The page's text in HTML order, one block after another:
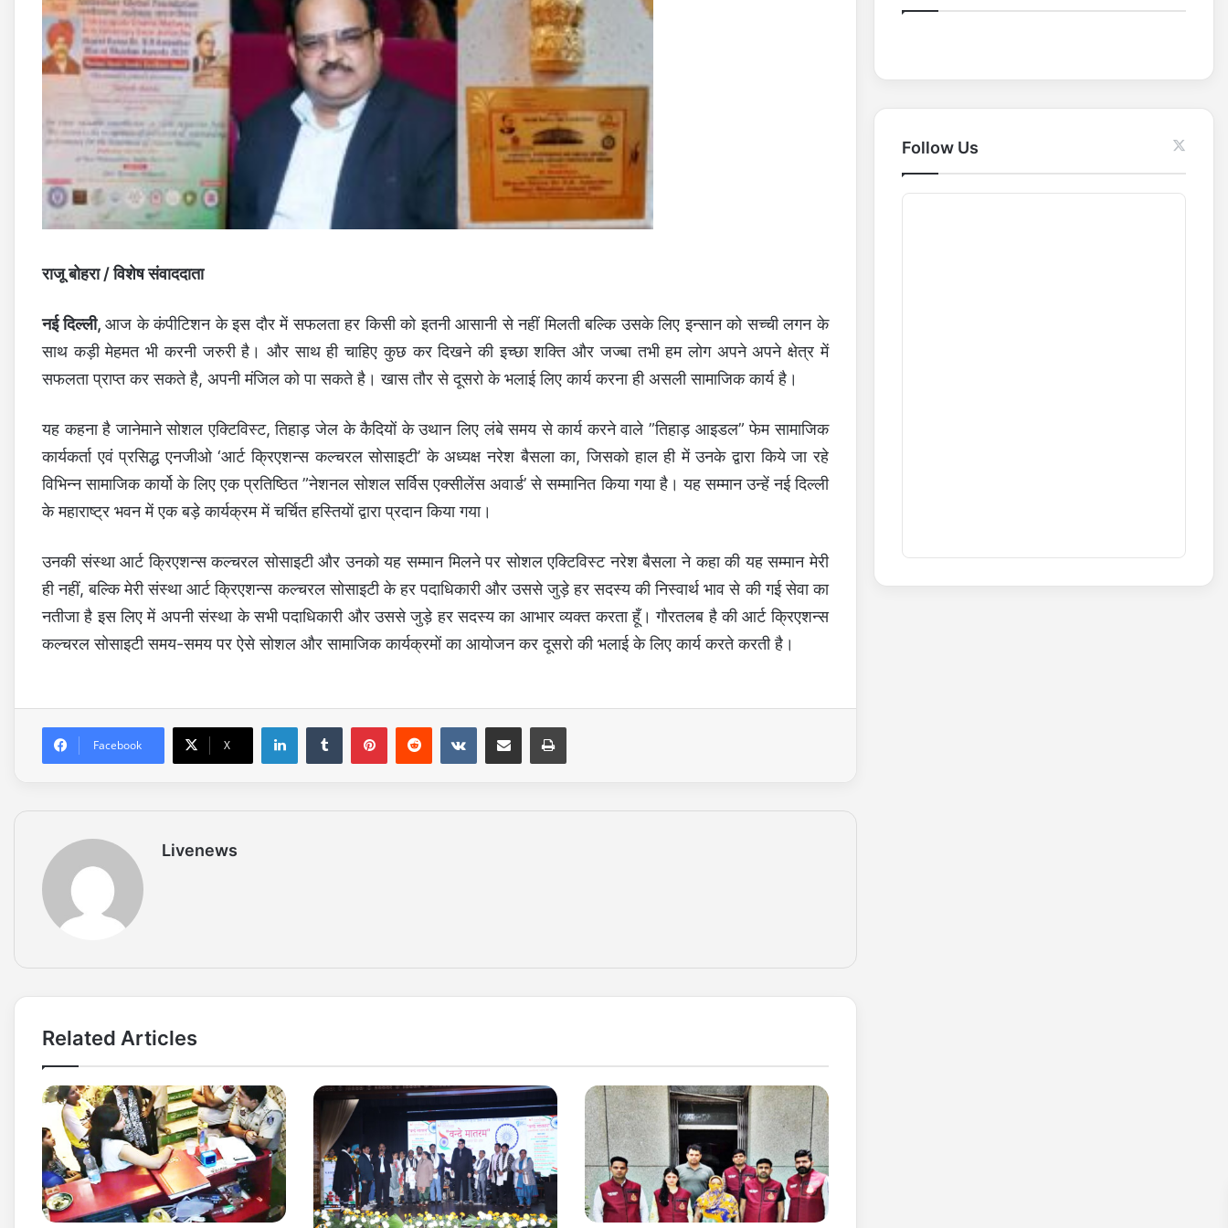
राजू बोहरा / विशेष संवाददाता
नई दिल्ली,आज के कंपीटिशन के इस दौर में सफलता हर किसी को इतनी आसानी से नहीं मिलती बल्कि उसके लिए इन्सान को सच्ची लगन के
साथ कड़ी मेहमत भी करनी जरुरी है। और साथ ही चाहिए कुछ कर दिखने की इच्छा शक्ति और जज्बा तभी हम लोग अपने अपने क्षेत्र में
सफलता प्राप्त कर सकते है, अपनी मंजिल को पा सकते है। खास तौर से दूसरो के भलाई लिए कार्य करना ही असली सामाजिक कार्य है।
यह कहना है जानेमाने सोशल एक्टिविस्ट, तिहाड़ जेल के कैदियों के उथान लिए लंबे समय से कार्य करने वाले ”तिहाड़ आइडल” फेम सामाजिक
कार्यकर्ता एवं प्रसिद्ध एनजीओ ‘आर्ट क्रिएशन्स कल्चरल सोसाइटी’ के अध्यक्ष नरेश बैसला का, जिसको हाल ही में उनके द्वारा किये जा रहे
विभिन्न सामाजिक कार्यो के लिए एक प्रतिष्ठित ”नेशनल सोशल सर्विस एक्सीलेंस अवार्ड’ से सम्मानित किया गया है।यह सम्मान उन्हें नई दिल्ली
के महाराष्ट्र भवन में एक बड़े कार्यक्रम में चर्चित हस्तियों द्वारा प्रदान किया गया।
उनकी संस्था आर्ट क्रिएशन्स कल्चरल सोसाइटी और उनको यह सम्मान मिलने पर सोशल एक्टिविस्ट नरेश बैसला ने कहा की यह सम्मान मेरी
ही नहीं, बल्कि मेरी संस्था आर्ट क्रिएशन्स कल्चरल सोसाइटी के हर पदाधिकारी और उससे जुड़े हर सदस्य की निस्वार्थ भाव से की गई सेवा का
नतीजा है इस लिए में अपनी संस्था के सभी पदाधिकारी और उससे जुड़े हर सदस्य का आभार व्यक्त करता हूँ। गौरतलब है की आर्ट क्रिएशन्स
कल्चरल सोसाइटी समय-समय पर ऐसे सोशल और सामाजिक कार्यक्रमों का आयोजन कर दूसरो की भलाई के लिए कार्य करते करती है।
Facebook X
Livenews
Related Articles
o
Follow Us